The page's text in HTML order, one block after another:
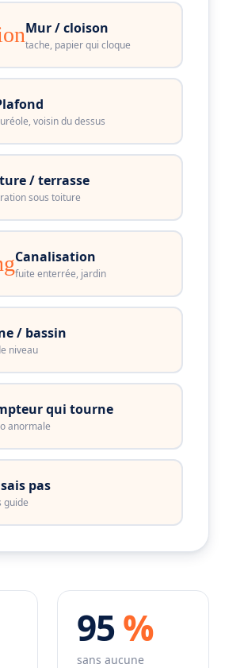
Mur / cloison
tache, papier qui cloque
voisin du dessus
/ terrasse
sous toiture
Canalisation
fuite enterrée, jardin
/ bassin
niveau
qui tourne
anormale
pas
guide
95%
sans aucune